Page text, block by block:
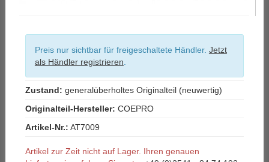
Preis nur sichtbar für freigeschaltete Händler. Jetzt
als Händler registrieren
Zustand: generalüberholtes Originalteil (neuwertig)
Originalteil-Hersteller: COEPRO
Artikel-Nr.: AT7009
Artikel zur Zeit nicht auf Lager. Ihren genauen